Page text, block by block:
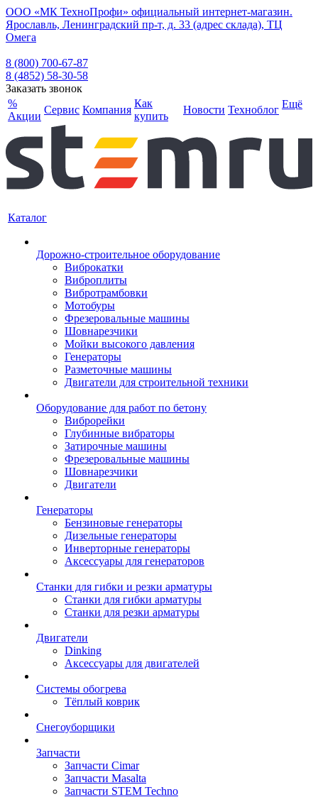
ООО «МК ТехноПрофи» официальный интернет-магазин.
Ярославль, Ленинградский пр-т, д. 33 (адрес склада), ТЦ
Омега
8 (800) 700-67-87
8 (4852) 58-30-58
Заказать звонок
%
Акции
Сервис Компания
Как
купить
Новости Техноблог Ещё
Каталог
Дорожно-строительное оборудование
Виброкатки
Виброплиты
Вибротрамбовки
Мотобуры
Фрезеровальные машины
Шовнарезчики
Мойки высокого давления
Генераторы
Разметочные машины
Двигатели для строительной техники
Оборудование для работ по бетону
Виброрейки
Глубинные вибраторы
Затирочные машины
Фрезеровальные машины
Шовнарезчики
Двигатели
Генераторы
Бензиновые генераторы
Дизельные генераторы
Инверторные генераторы
Аксессуары для генераторов
Станки для гибки и резки арматуры
Станки для гибки арматуры
Станки для резки арматуры
Двигатели
Dinking
Аксессуары для двигателей
Системы обогрева
Тёплый коврик
Снегоуборщики
Запчасти
Запчасти Cimar
Запчасти Masalta
Запчасти STEM Techno